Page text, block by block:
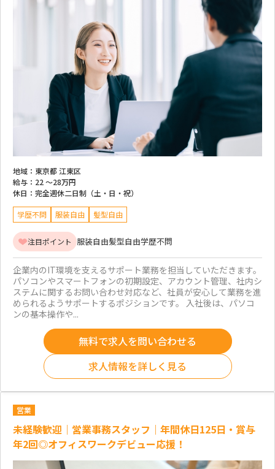
地域： 東京都 江東区
給与： 22 ～28万円
休日： 完全週休二日制（土・日・祝）
学歴不問 服装自由 髪型自由
注目ポイント 服装自由髪型自由学歴不問
企業内のIT環境を支えるサポート業務を担当していただきます。
パソコンやスマートフォンの初期設定、アカウント管理、社内シ
ステムに関するお問い合わせ対応など、社員が安心して業務を進
められるようサポートするポジションです。 入社後は、パソコ
ンの基本操作や...
無料で求人を問い合わせる
求人情報を詳しく見る
営業
未経験歓迎｜営業事務スタッフ｜年間休日125日・賞与
年2回◎オフィスワークデビュー応援！